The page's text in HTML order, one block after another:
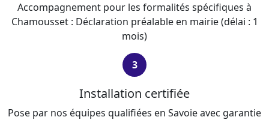
Accompagnement pour les formalités spécifiques à
Chamousset : Déclaration préalable en mairie (délai : 1
mois)
3
Installation certifiée
Pose par nos équipes qualifiées en Savoie avec garantie